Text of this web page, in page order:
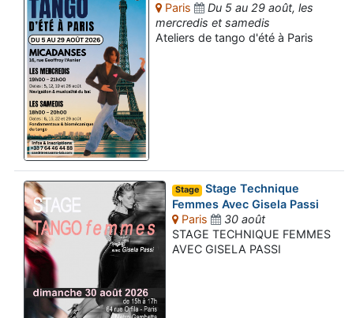
Paris
Du 5 au 29 août, les
mercredis et samedis
Ateliers de tango d'été à Paris
Stage
Stage Technique
Femmes Avec Gisela Passi
Paris
30 août
STAGE TECHNIQUE FEMMES
AVEC GISELA PASSI